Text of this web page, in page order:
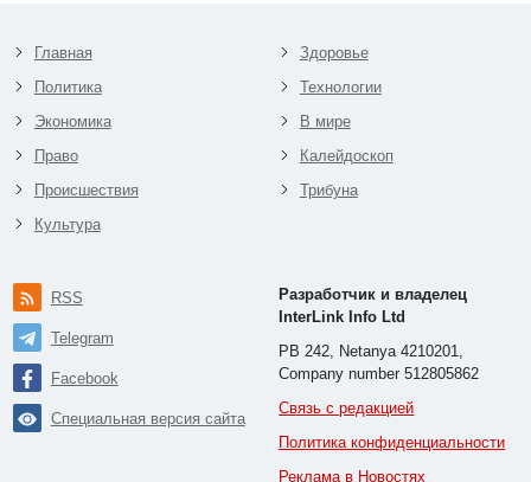
Главная
Политика
Экономика
Право
Происшествия
Культура
Здоровье
Технологии
В мире
Калейдоскоп
Трибуна
RSS
Telegram
Facebook
Специальная версия сайта
Разработчик и владелец
InterLink Info Ltd
PB 242, Netanya 4210201,
Company number 512805862
Связь с редакцией
Политика конфиденциальности
Реклама в Новостях